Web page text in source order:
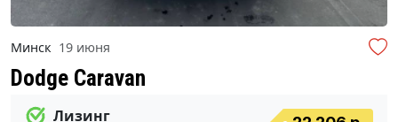
Минск 19 июня
Dodge Caravan
Лизинг